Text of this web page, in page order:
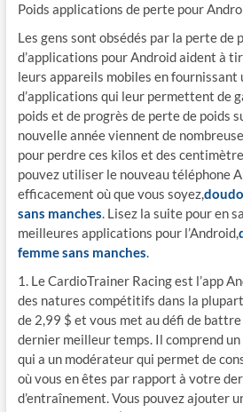
Poids applications de perte pour
Les gens sont obsédés par la perte de
d’applications pour Android aident à
leurs appareils mobiles en fournissant
d’applications qui leur permettent de
poids et de progrès de perte de poids
nouvelle année viennent de
pour perdre ces kilos et des
pouvez utiliser le nouveau téléphone
efficacement où que vous soyez,
sans manches. Lisez la suite pour en
meilleures applications pour l’Android,
femme sans manches.
1. Le CardioTrainer Racing est l’app
des natures compétitifs dans la
de 2,99 $ et vous met au défi de
dernier meilleur temps. Il comprend
qui a un modérateur qui permet de
où vous en êtes par rapport à votre
d’entraînement. Vous pouvez ajouter